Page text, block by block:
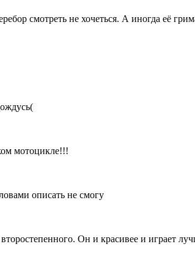
смотреть не хочеться. А иногда её
мотоцикле!!!
описать не смогу
Он и красивее и играет